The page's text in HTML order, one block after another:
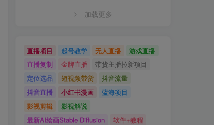
加载更多
直播项目 起号教学 无人直播
游戏直播
直播复制
金牌直播
带货主播拉新项目
定位选品
短视频带货
抖音流量
抖音直播
小红书漫画
蓝海项目
影视剪辑
影视解说
最新AI绘画Stable Diffusion
软件+教程